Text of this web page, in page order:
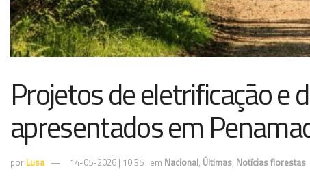
Projetos de eletrificação e
apresentados em
por Lusa 14-05-2026 | 10:35 em Nacional, Últimas, Notícias florestas